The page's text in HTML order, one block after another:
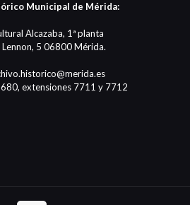
Municipal de Mérida:
Alcazaba, 1ª planta
Lennon, 5 06800 Mérida.
extensiones 7711 y 7712